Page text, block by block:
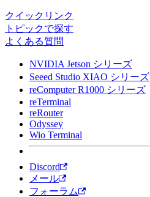
クイックリンク
トピックで探す
よくある質問
NVIDIA Jetson シリーズ
Seeed Studio XIAO シリーズ
reComputer R1000 シリーズ
reTerminal
reRouter
Odyssey
Wio Terminal
Discord
メール
フォーラム